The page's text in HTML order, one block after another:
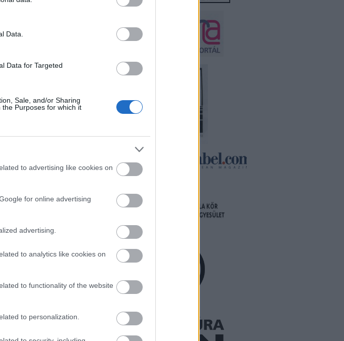
Data.
Data for Targeted
Sale, and/or Sharing
Purposes for which it
to advertising like cookies on
for online advertising
advertising.
to analytics like cookies on
to functionality of the website
to personalization.